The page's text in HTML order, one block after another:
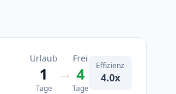
Urlaub
1
Tage
→
Frei
4
Tage
Effizienz
4.0x